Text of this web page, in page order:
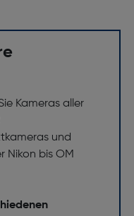
Kameras aller
und
Nikon bis OM